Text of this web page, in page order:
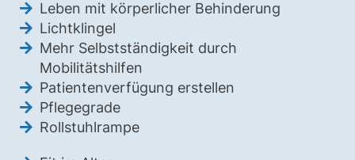
Leben mit körperlicher Behinderung
Lichtklingel
Mehr Selbstständigkeit durch
Mobilitätshilfen
Patientenverfügung erstellen
Pflegegrade
Rollstuhlrampe